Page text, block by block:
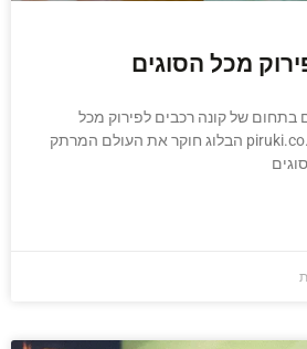
מכל הסוגים
בתחום של קונה רכבים לפירוק מכל
הסוגים עליך לבקר ב- piruki.co.il הבלוג חוקר את העולם המרתק